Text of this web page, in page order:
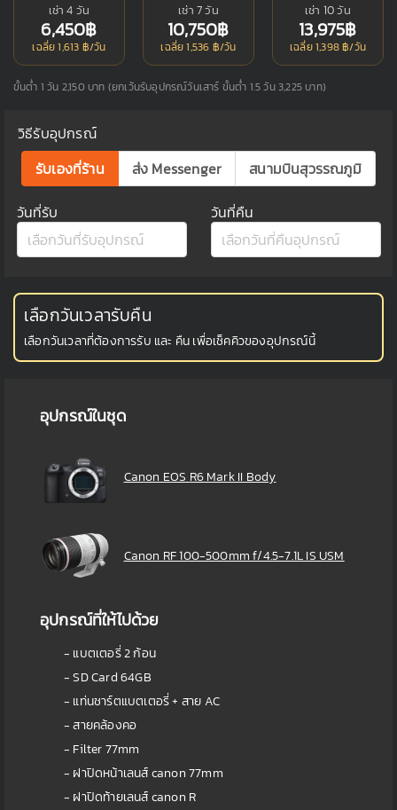
เช่า 4 วัน
6,450฿
เฉลี่ย 1,613 ฿/วัน
เช่า 7 วัน
10,750฿
เฉลี่ย 1,536 ฿/วัน
เช่า 10 วัน
13,975฿
เฉลี่ย 1,398 ฿/วัน
ขั้นต่ำ 1 วัน 2,150 บาท (ยกเว้นรับอุปกรณ์วันเสาร์ ขั้นต่ำ 1.5 วัน 3,225 บาท)
วิธีรับอุปกรณ์
รับเองที่ร้าน
ส่ง Messenger สนามบินสุวรรณภูมิ
วันที่รับ วันที่คืน
เลือกวันเวลารับคืน
เลือกวันเวลาที่ต้องการรับ และ คืน เพื่อเช็คคิวของอุปกรณ์นี้
อุปกรณ์ในชุด
Canon EOS R6 Mark II Body
Canon RF 100-500mm f/4.5-7.1L IS USM
อุปกรณ์ที่ให้ไปด้วย
- แบตเตอรี่ 2 ก้อน
- SD Card 64GB
- แท่นชาร์ตแบตเตอรี่ + สาย AC
- สายคล้องคอ
- Filter 77mm
- ฝาปิดหน้าเลนส์ canon 77mm
- ฝาปิดท้ายเลนส์ canon R